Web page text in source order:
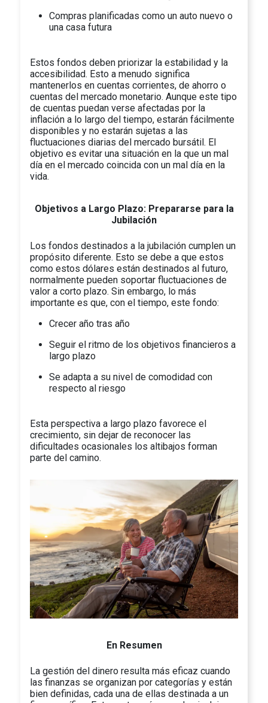
Compras planificadas como un auto nuevo o
una casa futura
Estos fondos deben priorizar la estabilidad y la
accesibilidad. Esto a menudo significa
mantenerlos en cuentas corrientes, de ahorro o
cuentas del mercado monetario. Aunque este tipo
de cuentas puedan verse afectadas por la
inflación a lo largo del tiempo, estarán fácilmente
disponibles y no estarán sujetas a las
fluctuaciones diarias del mercado bursátil. El
objetivo es evitar una situación en la que un mal
día en el mercado coincida con un mal día en la
vida.
Objetivos a Largo Plazo: Prepararse para la
Jubilación
Los fondos destinados a la jubilación cumplen un
propósito diferente. Esto se debe a que estos
como estos dólares están destinados al futuro,
normalmente pueden soportar fluctuaciones de
valor a corto plazo. Sin embargo, lo más
importante es que, con el tiempo, este fondo:
Crecer año tras año
Seguir el ritmo de los objetivos financieros a
largo plazo
Se adapta a su nivel de comodidad con
respecto al riesgo
Esta perspectiva a largo plazo favorece el
crecimiento, sin dejar de reconocer las
dificultades ocasionales los altibajos forman
parte del camino.
En Resumen
La gestión del dinero resulta más eficaz cuando
las finanzas se organizan por categorías y están
bien definidas, cada una de ellas destinada a un